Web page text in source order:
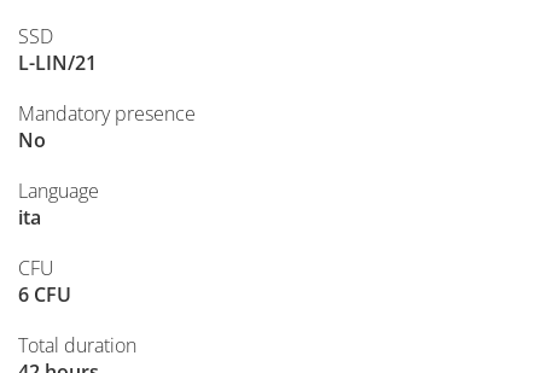
SSD
L-LIN/21
Mandatory presence
No
Language
ita
CFU
6 CFU
Total duration